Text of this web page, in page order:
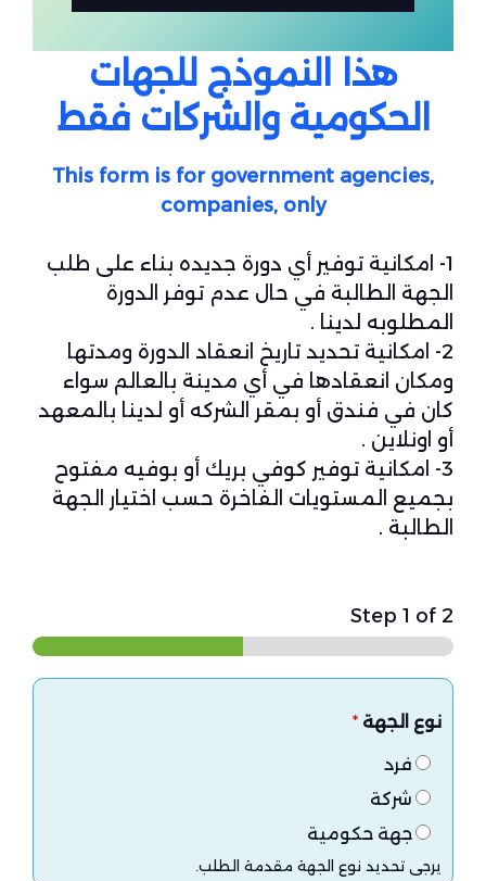
هذا النموذج للجهات
الحكومية والشركات فقط
This form is for government agencies,
companies, only
1- امكانية توفير أي دورة جديده بناء على طلب
الجهة الطالبة في حال عدم توفر الدورة
المطلوبه لدينا .
2- امكانية تحديد تاريخ انعقاد الدورة ومدتها
ومكان انعقادها في أي مدينة بالعالم سواء
كان في فندق أو بمقر الشركه أو لدينا بالمعهد
أو اونلاين .
3- امكانية توفير كوفي بريك أو بوفيه مفتوح
بجميع المستويات الفاخرة حسب اختيار الجهة
الطالبة .
Step 1 of 2
نوع الجهة *
فرد
شركة
جهة حكومية
يرجى تحديد نوع الجهة مقدمة الطلب.